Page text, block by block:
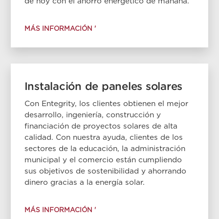
MÁS INFORMACIÓN '
Instalación de paneles solares
Con Entegrity, los clientes obtienen el mejor
desarrollo, ingeniería, construcción y
financiación de proyectos solares de alta
calidad. Con nuestra ayuda, clientes de los
sectores de la educación, la administración
municipal y el comercio están cumpliendo
sus objetivos de sostenibilidad y ahorrando
dinero gracias a la energía solar.
MÁS INFORMACIÓN '